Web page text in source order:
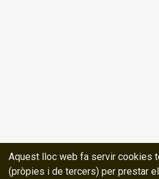
Aquest lloc web fa servir cookies
(pròpies i de tercers) per prestar